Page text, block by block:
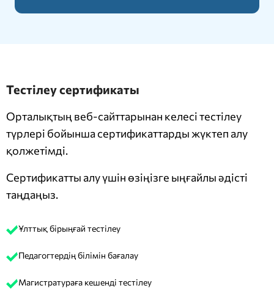
Тестілеу сертификаты
Орталықтың веб-сайттарынан келесі тестілеу
түрлері бойынша сертификаттарды жүктеп алу
қолжетімді.
Сертификатты алу үшін өзіңізге ыңғайлы әдісті
таңдаңыз.
Ұлттық бірыңғай тестілеу
Педагогтердің білімін бағалау
Магистратураға кешенді тестілеу